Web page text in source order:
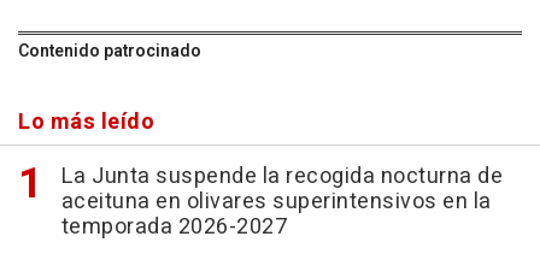
Contenido patrocinado
Lo más leído
La Junta suspende la recogida nocturna de
aceituna en olivares superintensivos en la
temporada 2026-2027